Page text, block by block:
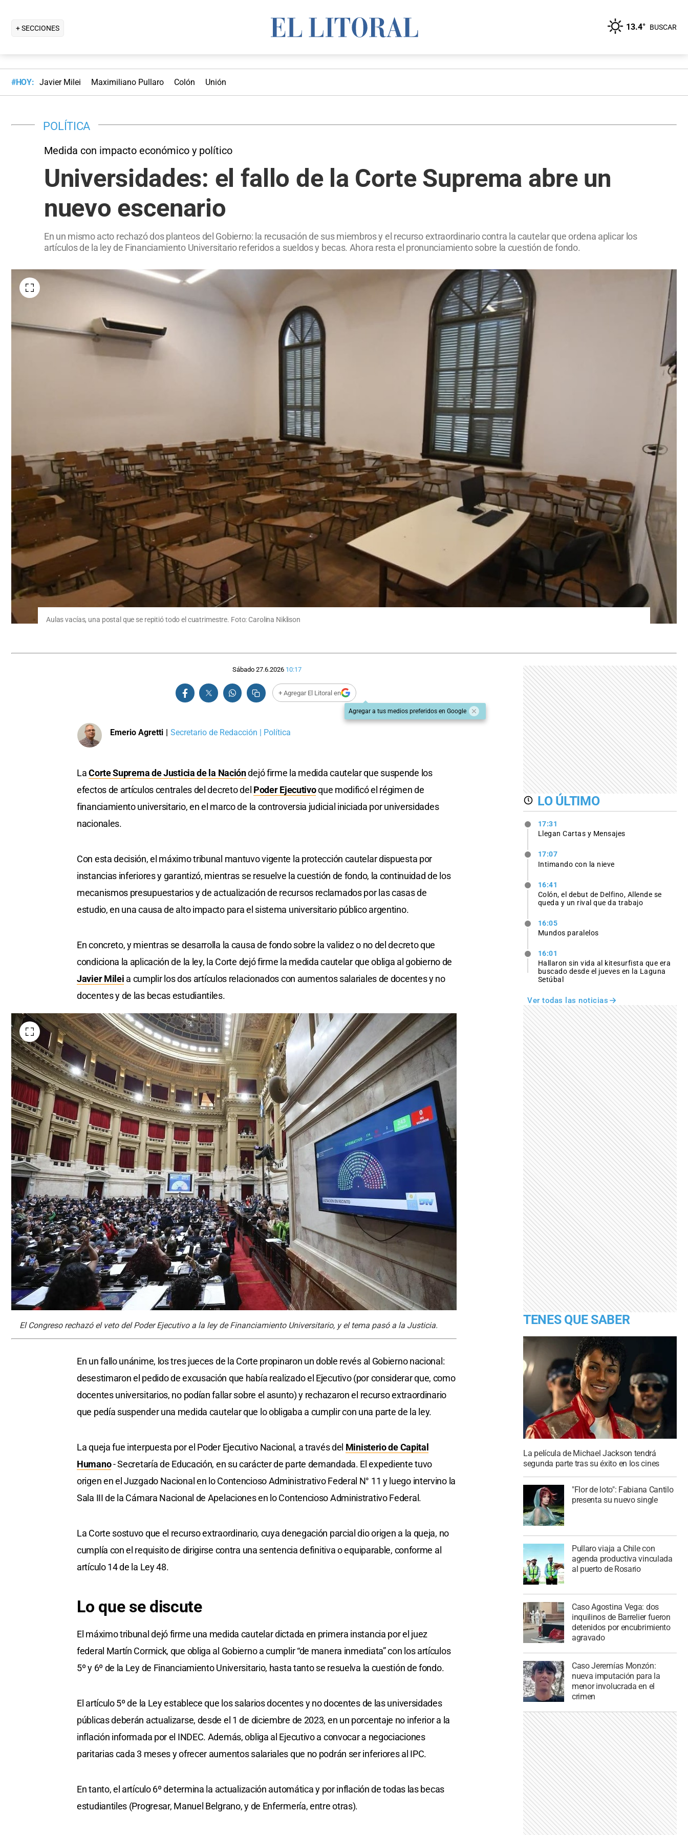
+ SECCIONES 13.4° BUSCAR
#HOY: Javier Milei Maximiliano Pullaro Colón Unión
POLÍTICA
Medida con impacto económico y político
Universidades: el fallo de la Corte Suprema abre un
nuevo escenario
En un mismo acto rechazó dos planteos del Gobierno: la recusación de sus miembros y el recurso extraordinario contra la cautelar que ordena aplicar los
artículos de la ley de Financiamiento Universitario referidos a sueldos y becas. Ahora resta el pronunciamiento sobre la cuestión de fondo.
Aulas vacías, una postal que se repitió todo el cuatrimestre. Foto: Carolina Niklison
Sábado 27.6.2026 10:17
+ Agregar El Litoral en
Agregar a tus medios preferidos en Google
Emerio Agretti | Secretario de Redacción | Política
LaCorte Suprema de Justicia de la Nacióndejó firme la medida cautelar que suspende los
efectos de artículos centrales del decreto del Poder Ejecutivoque modificó el régimen de
financiamiento universitario, en el marco de la controversia judicial iniciada por universidades
nacionales.
Con esta decisión, el máximo tribunal mantuvo vigente la protección cautelar dispuesta por
instancias inferiores y garantizó, mientras se resuelve la cuestión de fondo, la continuidad de los
mecanismos presupuestarios y de actualización de recursos reclamados por las casas de
estudio, en una causa de alto impacto para el sistema universitario público argentino.
En concreto, y mientras se desarrolla la causa de fondo sobre la validez o no del decreto que
condiciona la aplicación de la ley, la Corte dejó firme la medida cautelar que obliga al gobierno de
Javier Milei a cumplir los dos artículos relacionados con aumentos salariales de docentes y no
docentes y de las becas estudiantiles.
El Congreso rechazó el veto del Poder Ejecutivo a la ley de Financiamiento Universitario, y el tema pasó a la Justicia.
En un fallo unánime, los tres jueces de la Corte propinaron un doble revés al Gobierno nacional:
desestimaron el pedido de excusación que había realizado el Ejecutivo (por considerar que, como
docentes universitarios, no podían fallar sobre el asunto) y rechazaron el recurso extraordinario
que pedía suspender una medida cautelar que lo obligaba a cumplir con una parte de la ley.
La queja fue interpuesta por el Poder Ejecutivo Nacional, a través del Ministerio de Capital
Humano- Secretaría de Educación, en su carácter de parte demandada. El expediente tuvo
origen en el Juzgado Nacional en lo Contencioso Administrativo Federal N° 11 y luego intervino la
Sala III de la Cámara Nacional de Apelaciones en lo Contencioso Administrativo Federal.
La Corte sostuvo que el recurso extraordinario, cuya denegación parcial dio origen a la queja, no
cumplía con el requisito de dirigirse contra una sentencia definitiva o equiparable, conforme al
artículo 14 de la Ley 48.
Lo que se discute
El máximo tribunal dejó firme una medida cautelar dictada en primera instancia por el juez
federal Martín Cormick, que obliga al Gobierno a cumplir “de manera inmediata” con los artículos
5º y 6º de la Ley de Financiamiento Universitario, hasta tanto se resuelva la cuestión de fondo.
El artículo 5º de la Ley establece que los salarios docentes y no docentes de las universidades
públicas deberán actualizarse, desde el 1 de diciembre de 2023, en un porcentaje no inferior a la
inflación informada por el INDEC. Además, obliga al Ejecutivo a convocar a negociaciones
paritarias cada 3 meses y ofrecer aumentos salariales que no podrán ser inferiores al IPC.
En tanto, el artículo 6º determina la actualización automática y por inflación de todas las becas
estudiantiles (Progresar, Manuel Belgrano, y de Enfermería, entre otras).
LO ÚLTIMO
17:31
Llegan Cartas y Mensajes
17:07
Intimando con la nieve
16:41
Colón, el debut de Delfino, Allende se
queda y un rival que da trabajo
16:05
Mundos paralelos
16:01
Hallaron sin vida al kitesurfista que era
buscado desde el jueves en la Laguna
Setúbal
Ver todas las noticias
TENES QUE SABER
La película de Michael Jackson tendrá
segunda parte tras su éxito en los cines
"Flor de loto": Fabiana Cantilo
presenta su nuevo single
Pullaro viaja a Chile con
agenda productiva vinculada
al puerto de Rosario
Caso Agostina Vega: dos
inquilinos de Barrelier fueron
detenidos por encubrimiento
agravado
Caso Jeremías Monzón:
nueva imputación para la
menor involucrada en el
crimen